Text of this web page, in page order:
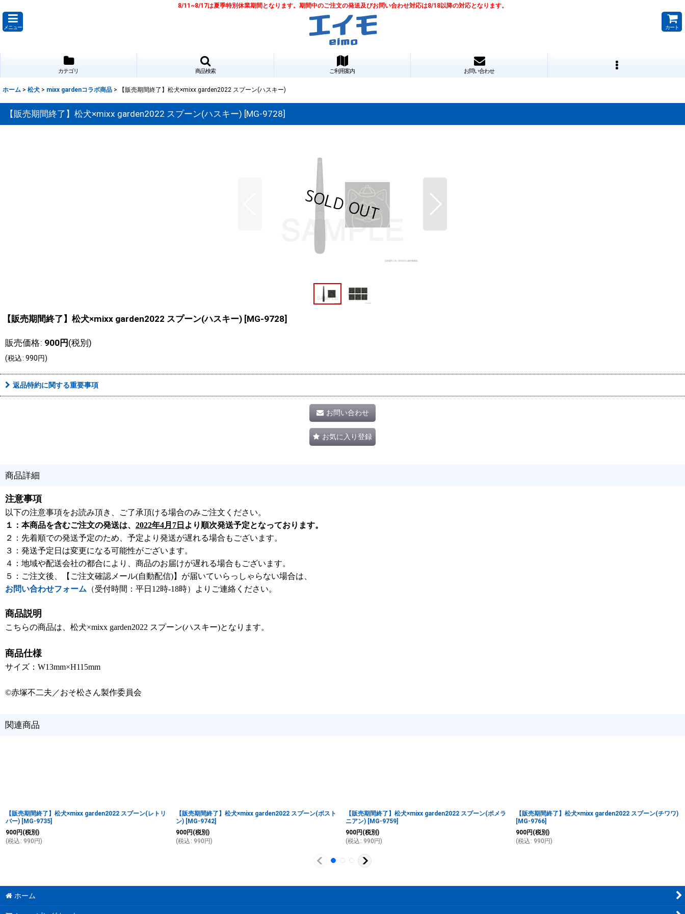
8/11~8/17は夏季特別休業期間となります。期間中のご注文の発送及びお問い合わせ対応は8/18以降の対応となります。
メニュー カート
カテゴリ 商品検索 ご利用案内 お問い合わせ
ホーム > 松犬 > mixx gardenコラボ商品 > 【販売期間終了】松犬×mixx garden2022 スプーン(ハスキー)
【販売期間終了】松犬×mixx garden2022 スプーン(ハスキー) [MG-9728]
【販売期間終了】松犬×mixx garden2022 スプーン(ハスキー) [MG-9728]
販売価格: 900円 (税別)
(税込: 990円)
返品特約に関する重要事項
お問い合わせ
お気に入り登録
商品詳細
注意事項
以下の注意事項をお読み頂き、ご了承頂ける場合のみご注文ください。
１：本商品を含むご注文の発送は、 2022年4月7日 より順次発送予定となっております。
２：先着順での発送予定のため、予定より発送が遅れる場合もございます。
３：発送予定日は変更になる可能性がございます。
４：地域や配送会社の都合により、商品のお届けが遅れる場合もございます。
５：ご注文後、【ご注文確認メール(自動配信)】が届いていらっしゃらない場合は、
お問い合わせフォーム （受付時間：平日12時-18時）よりご連絡ください。
商品説明
こちらの商品は、松犬×mixx garden2022 スプーン(ハスキー)となります。
商品仕様
サイズ：W13mm×H115mm
©赤塚不二夫／おそ松さん製作委員会
関連商品
【販売期間終了】松犬×mixx garden2022 スプーン(レトリ
バー) [MG-9735]
900円 (税別)
(税込 : 990 円)
【販売期間終了】松犬×mixx garden2022 スプーン(ボスト
ン) [MG-9742]
900円 (税別)
(税込 : 990 円)
【販売期間終了】松犬×mixx garden2022 スプーン(ポメラ
ニアン) [MG-9759]
900円 (税別)
(税込 : 990 円)
【販売期間終了】松犬×mixx garden2022 スプーン(チワワ)
[MG-9766]
900円 (税別)
(税込 : 990 円)
ホーム